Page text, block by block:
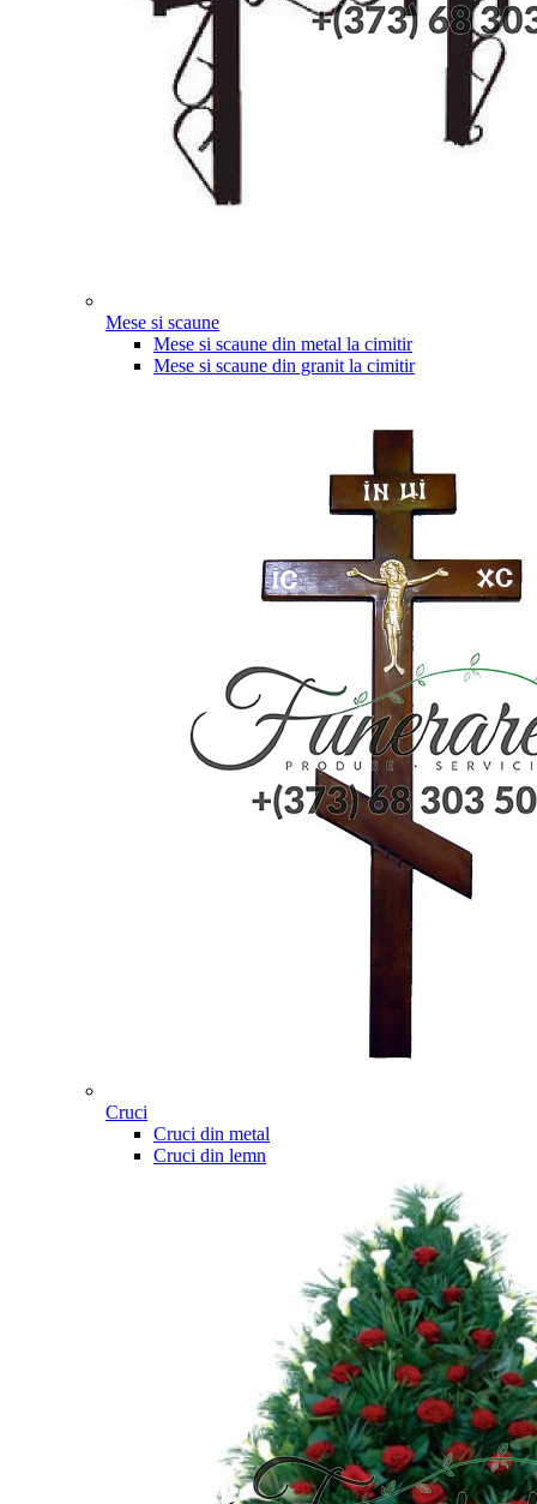
Mese si scaune
Mese si scaune din metal la cimitir
Mese si scaune din granit la cimitir
Cruci
Cruci din metal
Cruci din lemn